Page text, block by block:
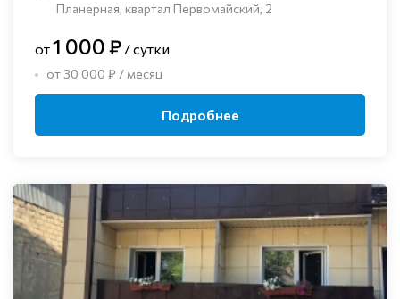
Планерная, квартал Первомайский, 2
от1 000 ₽ / сутки
от 30 000 ₽ / месяц
Подробнее